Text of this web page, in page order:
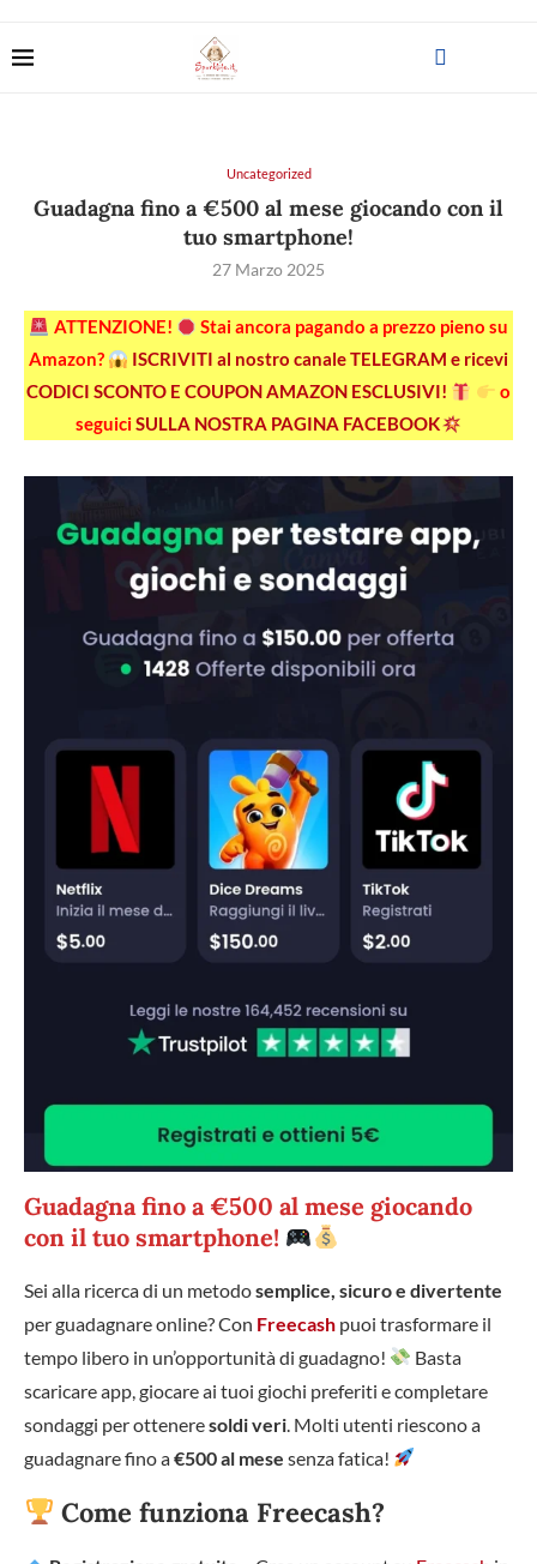
Uncategorized
Guadagna fino a €500 al mese giocando con il
tuo smartphone!
27 Marzo 2025
ATTENZIONE!
Stai ancora pagando a prezzo pieno su
Amazon?
ISCRIVITI al nostro canale TELEGRAM e ricevi
CODICI SCONTO E COUPON AMAZON ESCLUSIVI!
o
seguiciSULLA NOSTRA PAGINA FACEBOOK
Guadagna fino a €500 al mese giocando
con il tuo smartphone!
Sei alla ricerca di un metodosemplice, sicuro e divertente
per guadagnare online? Con Freecash puoi trasformare il
tempo libero in un’opportunità di guadagno!
Basta
scaricare app, giocare ai tuoi giochi preferiti e completare
sondaggi per otteneresoldi veri . Molti utenti riescono a
guadagnare fino a€500 al mese senza fatica!
Come funziona Freecash?